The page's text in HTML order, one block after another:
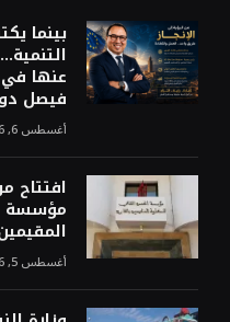
بينما
عنها في
فيصل
أغسطس 6, 2026
افتتاح
مؤسسة
أغسطس 5, 2026